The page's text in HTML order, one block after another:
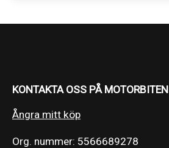
KONTAKTA OSS PÅ MOTORBITEN
Ångra mitt köp
Org. nummer: 5566689278